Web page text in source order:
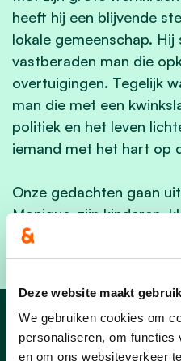
Deze website maakt
We gebruiken cookies om
personaliseren, om functies
en om ons websiteverkeer
heeft hij een blijvende
lokale gemeenschap.
vastberaden man die
overtuigingen. Tegelijk
man die met een
politiek en het leven
iemand met het hart op
Onze gedachten gaan
Monique, zijn kinderen,
hem dierbaar waren.
Nieuws